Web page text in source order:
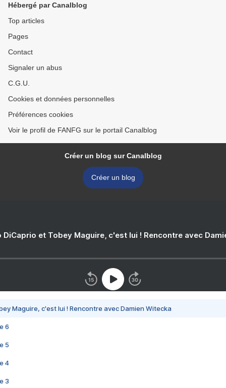
Hébergé par Canalblog
Top articles
Pages
Contact
Signaler un abus
C.G.U.
Cookies et données personnelles
Préférences cookies
Voir le profil de FANFG sur le portail Canalblog
Créer un blog sur Canalblog
Créer un blog
DiCaprio et Tobey Maguire, c'est lui ! Rencontre avec
Maguire, c'est lui ! Rencontre avec Damien Witecka
6
5
4
3